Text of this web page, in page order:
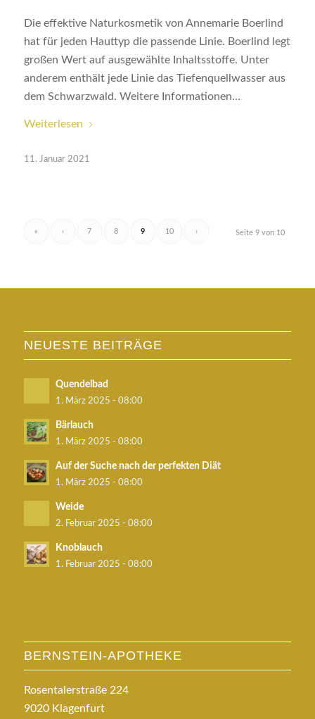
Die effektive Naturkosmetik von Annemarie Boerlind
hat für jeden Hauttyp die passende Linie. Boerlind legt
großen Wert auf ausgewählte Inhaltsstoffe. Unter
anderem enthält jede Linie das Tiefenquellwasser aus
dem Schwarzwald. Weitere Informationen…
Weiterlesen
11. Januar 2021
Seite 9 von 10
« ‹ 7 8 9 10 ›
NEUESTE BEITRÄGE
Quendelbad
1. März 2025 - 08:00
Bärlauch
1. März 2025 - 08:00
Auf der Suche nach der perfekten Diät
1. März 2025 - 08:00
Weide
2. Februar 2025 - 08:00
Knoblauch
1. Februar 2025 - 08:00
BERNSTEIN-APOTHEKE
Rosentalerstraße 224
9020 Klagenfurt